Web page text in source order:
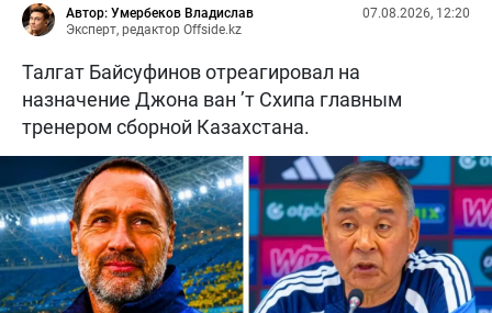
Автор: Умербеков Владислав
Эксперт, редактор Offside.kz
07.08.2026, 12:20
Талгат Байсуфинов отреагировал на
назначение Джона ван ’т Схипа главным
тренером сборной Казахстана.